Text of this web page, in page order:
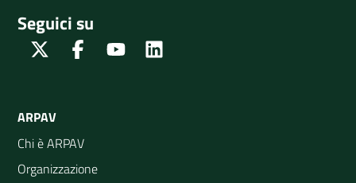
Seguici su
Twitter FacebookYoutube
ARPAV
Chi è ARPAV
Organizzazione